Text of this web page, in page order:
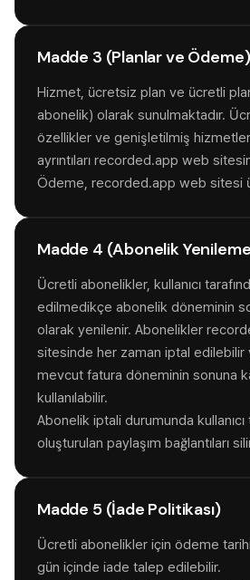
Madde 3 (Planlar ve Ödeme)
Hizmet, ücretsiz plan ve ücretli
abonelik) olarak sunulmaktadır.
özellikler ve genişletilmiş hizmetler
ayrıntıları recorded.app web
Ödeme, recorded.app web sitesi
Madde 4 (Abonelik
Ücretli abonelikler, kullanıcı
edilmedikçe abonelik döneminin
olarak yenilenir. Abonelikler
sitesinde her zaman iptal edilebilir
mevcut fatura döneminin sonuna
kullanılabilir.
Abonelik iptali durumunda kullanıcı
oluşturulan paylaşım bağlantıları
Madde 5 (İade Politikası)
Ücretli abonelikler için ödeme
gün içinde iade talep edilebilir.